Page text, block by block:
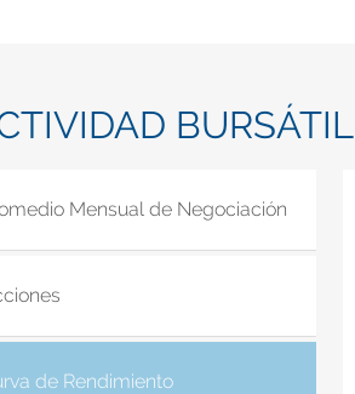
BURSÁTIL
Mensual de Negociación
de Rendimiento